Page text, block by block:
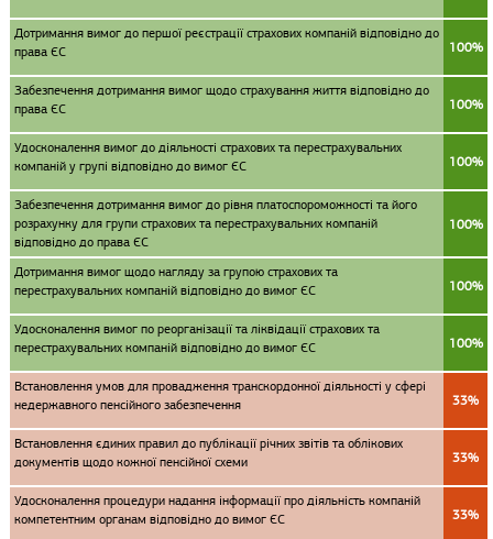
Дотримання вимог до першої реєстрації страхових компаній відповідно до
права ЄС
100%
Забезпечення дотримання вимог щодо страхування життя відповідно до
права ЄС
100%
Удосконалення вимог до діяльності страхових та перестрахувальних
компаній у групі відповідно до вимог ЄС
100%
Забезпечення дотримання вимог до рівня платоспороможності та його
розрахунку для групи страхових та перестрахувальних компаній
відповідно до права ЄС
100%
Дотримання вимог щодо нагляду за групою страхових та
перестрахувальних компаній відповідно до вимог ЄС
100%
Удосконалення вимог по реорганізації та ліквідації страхових та
перестрахувальних компаній відповідно до вимог ЄС
100%
Встановлення умов для провадження транскордонної діяльності у сфері
недержавного пенсійного забезпечення
33%
Встановлення єдиних правил до публікації річних звітів та облікових
документів щодо кожної пенсійної схеми
33%
Удосконалення процедури надання інформації про діяльність компаній
компетентним органам відповідно до вимог ЄС
33%